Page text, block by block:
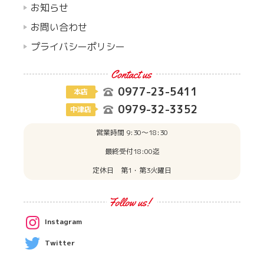
お知らせ
お問い合わせ
プライバシーポリシー
本店 0977-23-5411
中津店 0979-32-3352
営業時間 9:30〜18:30
最終受付18:00迄
定休日 第1・第3火曜日
Instagram
Twitter